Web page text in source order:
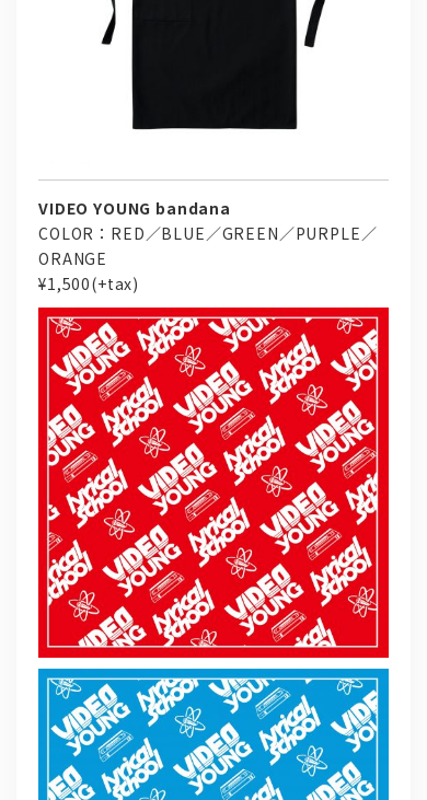
VIDEO YOUNG bandana
COLOR：RED／BLUE／GREEN／PURPLE／
ORANGE
¥1,500(+tax)